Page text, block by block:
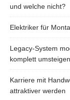
und welche nicht?
Elektriker für
Legacy-System
komplett
Karriere mit
attraktiver werden